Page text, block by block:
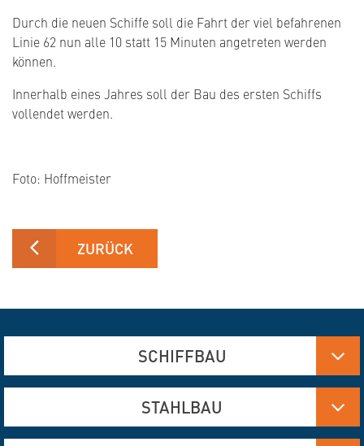
Durch die neuen Schiffe soll die Fahrt der viel befahrenen
Linie 62 nun alle 10 statt 15 Minuten angetreten werden
können.
Innerhalb eines Jahres soll der Bau des ersten Schiffs
vollendet werden.
Foto: Hoffmeister
ZURÜCK
SCHIFFBAU
Aluminium-, Edelstahl- und Stahlfertigung
Hydraulik
STAHLBAU